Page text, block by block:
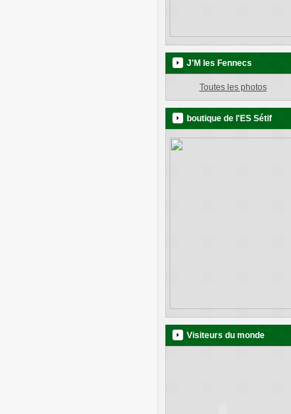
J'M les Fennecs
Toutes les photos
boutique de l'ES Sétif
Visiteurs du monde